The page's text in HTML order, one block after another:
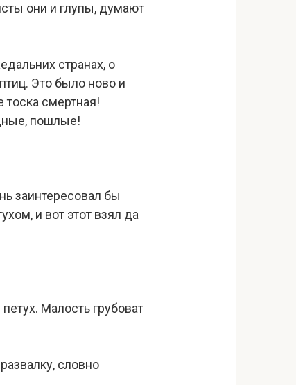
они и глупы, думают
странах, о
Это было ново и
тоска смертная!
пошлые!
заинтересовал бы
и вот этот взял да
Малость грубоват
словно